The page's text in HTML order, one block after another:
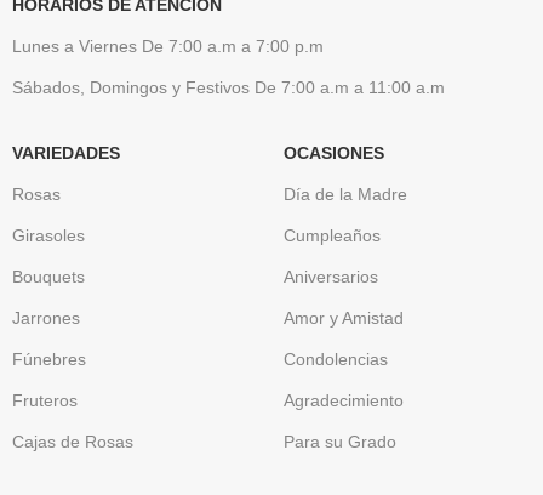
HORARIOS DE ATENCIÓN
Lunes a Viernes De 7:00 a.m a 7:00 p.m
Sábados, Domingos y Festivos De 7:00 a.m a 11:00 a.m
VARIEDADES
Rosas
Girasoles
Bouquets
Jarrones
Fúnebres
Fruteros
Cajas de Rosas
OCASIONES
Día de la Madre
Cumpleaños
Aniversarios
Amor y Amistad
Condolencias
Agradecimiento
Para su Grado